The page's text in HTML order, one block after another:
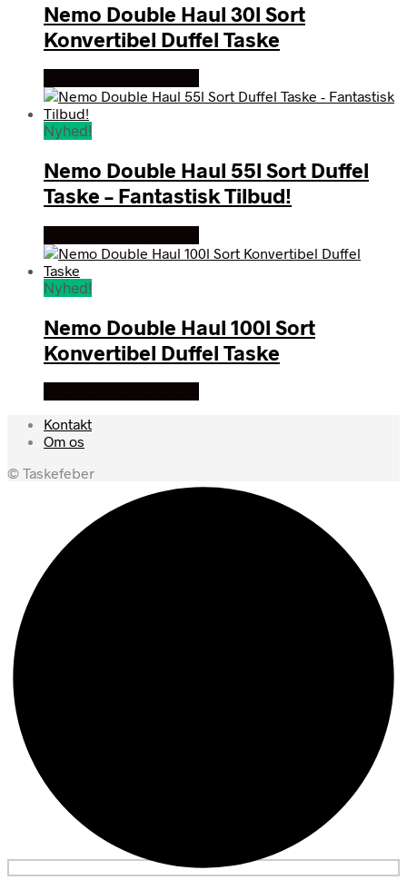
Nemo Double Haul 30l Sort
Konvertibel Duffel Taske
Nyhed!
Nemo Double Haul 55l Sort Duffel
Taske – Fantastisk Tilbud!
Nyhed!
Nemo Double Haul 100l Sort
Konvertibel Duffel Taske
Kontakt
Om os
© Taskefeber